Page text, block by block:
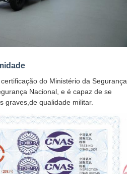
do Ministério da Segurança
Nacional, e é capaz de se
graves,de qualidade militar.